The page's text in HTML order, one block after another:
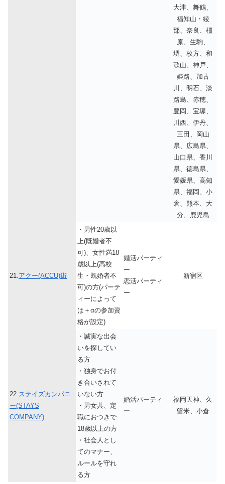
大津、舞鶴、
福知山・綾
部、奈良、橿
原、生駒、
堺、枚方、和
歌山、神戸、
姫路、加古
川、明石、淡
路島、赤穂、
豊岡、宝塚、
川西、伊丹、
三田、岡山
県、広島県、
山口県、香川
県、徳島県、
愛媛県、高知
県、福岡、小
倉、熊本、大
分、鹿児島
21. アクー(ACCU)街
・男性20歳以
上(既婚者不
可)、女性満18
歳以上(高校
生・既婚者不
可)の方(パーテ
ィーによって
は＋αの参加資
格が設定)
婚活パーティ
ー
恋活パーティ
ー
新宿区
22. ステイズカンパニ
ー(STAYS
COMPANY)
・誠実な出会
いを探してい
る方
・独身でお付
き合いされて
いない方
・男女共、定
職におつきで
18歳以上の方
・社会人とし
てのマナー、
ルールを守れ
る方
婚活パーティ
ー
福岡天神、久
留米、小倉